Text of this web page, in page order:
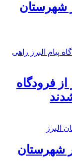
در شهرستان
فرودگاه
شهرستان